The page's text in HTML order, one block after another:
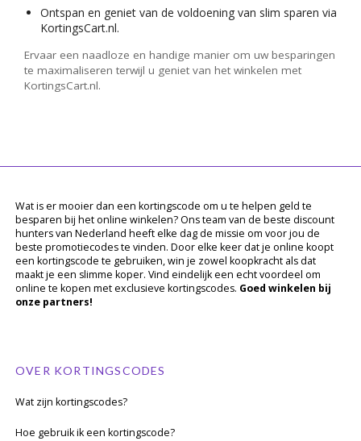
Ontspan en geniet van de voldoening van slim sparen via
KortingsCart.nl.
Ervaar een naadloze en handige manier om uw besparingen
te maximaliseren terwijl u geniet van het winkelen met
KortingsCart.nl.
Wat is er mooier dan een kortingscode om u te helpen geld te
besparen bij het online winkelen? Ons team van de beste discount
hunters van Nederland heeft elke dag de missie om voor jou de
beste promotiecodes te vinden. Door elke keer dat je online koopt
een kortingscode te gebruiken, win je zowel koopkracht als dat
maakt je een slimme koper. Vind eindelijk een echt voordeel om
online te kopen met exclusieve kortingscodes. Goed winkelen bij
onze partners!
OVER KORTINGSCODES
Wat zijn kortingscodes?
Hoe gebruik ik een kortingscode?